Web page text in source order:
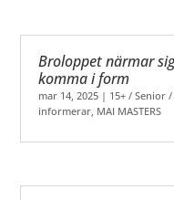
Broloppet närmar
komma i form
mar 14, 2025 | 15+ / Senior
informerar, MAI MASTERS